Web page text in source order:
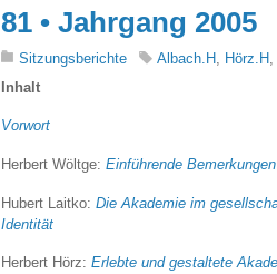
81 • Jahrgang 2005
Sitzungsberichte Albach.H Hörz.H
Inhalt
Vorwort
Herbert Wöltge: Einführende Bemerkungen
Hubert Laitko: Die Akademie im
Identität
Herbert Hörz: Erlebte und gestaltete